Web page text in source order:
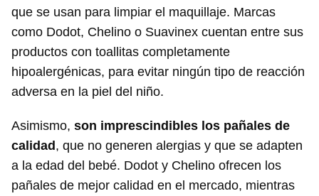
que se usan para limpiar el maquillaje. Marcas
como Dodot, Chelino o Suavinex cuentan entre sus
productos con toallitas completamente
hipoalergénicas, para evitar ningún tipo de reacción
adversa en la piel del niño.
Asimismo, son imprescindibles los pañales de
calidad , que no generen alergias y que se adapten
a la edad del bebé. Dodot y Chelino ofrecen los
pañales de mejor calidad en el mercado, mientras